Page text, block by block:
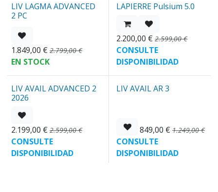
REBAJAS
LIV LAGMA ADVANCED
2 PC
1.849,00 € 2.799,00€
EN STOCK
REBAJAS
LAPIERRE Pulsium 5.0
2.200,00 € 2.599,00€
CONSULTE
DISPONIBILIDAD
Nuevo
LIV AVAIL ADVANCED 2
2026
2.199,00 € 2.599,00€
CONSULTE
DISPONIBILIDAD
REBAJAS
LIV AVAIL AR 3
849,00 € 1.249,00€
CONSULTE
DISPONIBILIDAD